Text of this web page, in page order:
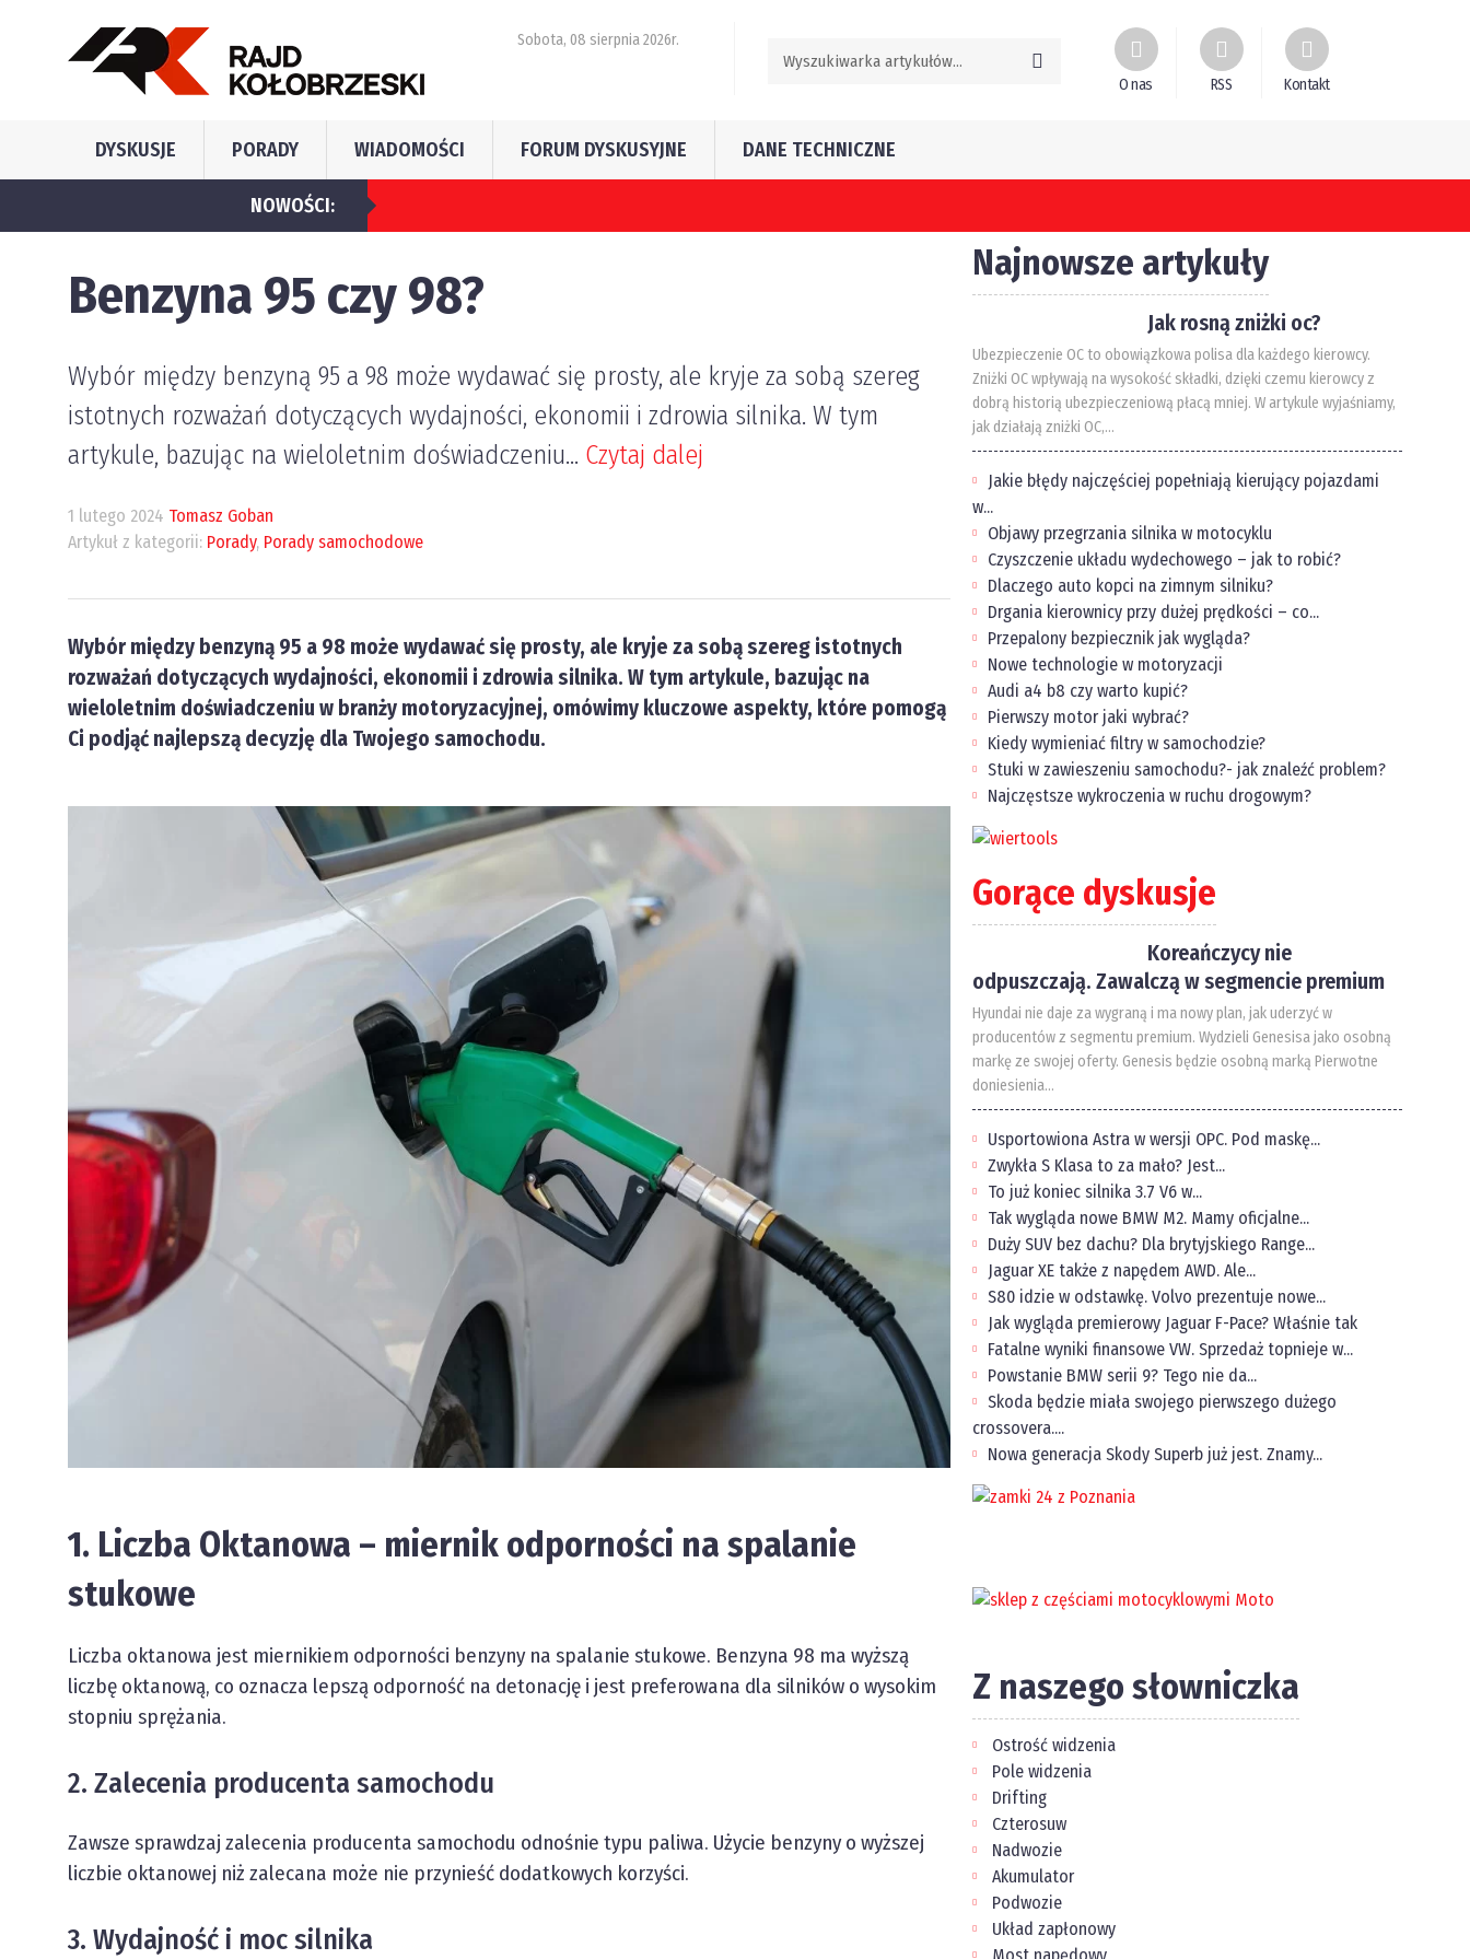
Sobota, 08 sierpnia 2026r.
O nas RSS Kontakt
DYSKUSJE PORADY WIADOMOŚCI FORUM DYSKUSYJNE DANE TECHNICZNE
NOWOŚCI: Jakie błędy najczęściej popełniają kierujący pojazdami w Polsce?
Benzyna 95 czy 98?
Wybór między benzyną 95 a 98 może wydawać się prosty, ale kryje za sobą szereg
istotnych rozważań dotyczących wydajności, ekonomii i zdrowia silnika. W tym
artykule, bazując na wieloletnim doświadczeniu... Czytaj dalej
1 lutego 2024 Tomasz Goban
Artykuł z kategorii: Porady, Porady samochodowe
Wybór między benzyną 95 a 98 może wydawać się prosty, ale kryje za sobą szereg istotnych
rozważań dotyczących wydajności, ekonomii i zdrowia silnika. W tym artykule, bazując na
wieloletnim doświadczeniu w branży motoryzacyjnej, omówimy kluczowe aspekty, które pomogą
Ci podjąć najlepszą decyzję dla Twojego samochodu.
1. Liczba Oktanowa – miernik odporności na spalanie
stukowe
Liczba oktanowa jest miernikiem odporności benzyny na spalanie stukowe. Benzyna 98 ma wyższą
liczbę oktanową, co oznacza lepszą odporność na detonację i jest preferowana dla silników o wysokim
stopniu sprężania.
2. Zalecenia producenta samochodu
Zawsze sprawdzaj zalecenia producenta samochodu odnośnie typu paliwa. Użycie benzyny o wyższej
liczbie oktanowej niż zalecana może nie przynieść dodatkowych korzyści.
3. Wydajność i moc silnika
Najnowsze artykuły
Jak rosną zniżki oc?
Ubezpieczenie OC to obowiązkowa polisa dla każdego kierowcy.
Zniżki OC wpływają na wysokość składki, dzięki czemu kierowcy z
dobrą historią ubezpieczeniową płacą mniej. W artykule wyjaśniamy,
jak działają zniżki OC,...
Jakie błędy najczęściej popełniają kierujący pojazdami
w...
Objawy przegrzania silnika w motocyklu
Czyszczenie układu wydechowego – jak to robić?
Dlaczego auto kopci na zimnym silniku?
Drgania kierownicy przy dużej prędkości – co...
Przepalony bezpiecznik jak wygląda?
Nowe technologie w motoryzacji
Audi a4 b8 czy warto kupić?
Pierwszy motor jaki wybrać?
Kiedy wymieniać filtry w samochodzie?
Stuki w zawieszeniu samochodu?- jak znaleźć problem?
Najczęstsze wykroczenia w ruchu drogowym?
Gorące dyskusje
Koreańczycy nie
odpuszczają. Zawalczą w segmencie premium
Hyundai nie daje za wygraną i ma nowy plan, jak uderzyć w
producentów z segmentu premium. Wydzieli Genesisa jako osobną
markę ze swojej oferty. Genesis będzie osobną marką Pierwotne
doniesienia...
Usportowiona Astra w wersji OPC. Pod maskę...
Zwykła S Klasa to za mało? Jest...
To już koniec silnika 3.7 V6 w...
Tak wygląda nowe BMW M2. Mamy oficjalne...
Duży SUV bez dachu? Dla brytyjskiego Range...
Jaguar XE także z napędem AWD. Ale...
S80 idzie w odstawkę. Volvo prezentuje nowe...
Jak wygląda premierowy Jaguar F-Pace? Właśnie tak
Fatalne wyniki finansowe VW. Sprzedaż topnieje w...
Powstanie BMW serii 9? Tego nie da...
Skoda będzie miała swojego pierwszego dużego
crossovera....
Nowa generacja Skody Superb już jest. Znamy...
Z naszego słowniczka
Ostrość widzenia
Pole widzenia
Drifting
Czterosuw
Nadwozie
Akumulator
Podwozie
Układ zapłonowy